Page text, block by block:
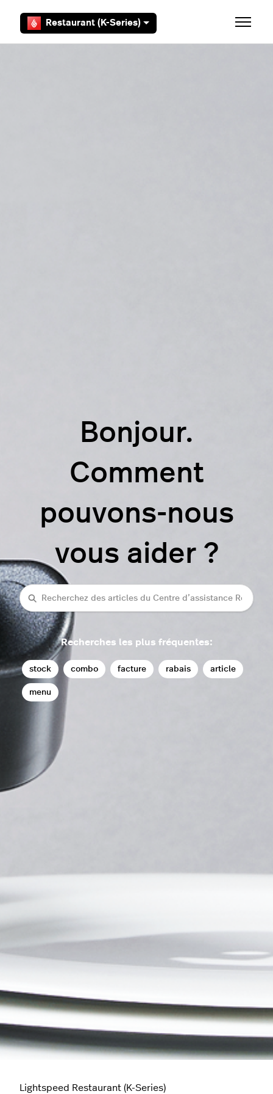
Restaurant (K-Series) Ouvrir/
Bonjour.
Comment
pouvons-nous
vous aider ?
Recherche
Recherches les plus fréquentes:
stock combo facture rabais article
menu
Lightspeed Restaurant (K-Series)